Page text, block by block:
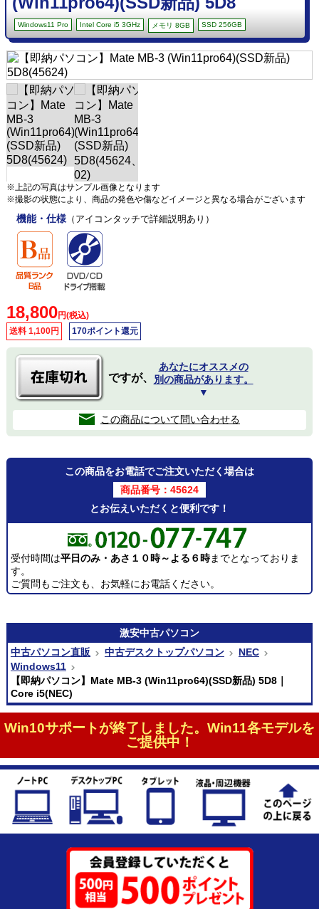
Windows11 Pro Intel Core i5 3GHz メモリ 8GB SSD 256GB
※上記の写真はサンプル画像となります
※撮影の状態により、商品の発色や傷などイメージと異なる場合がございます
機能・仕様（アイコンタッチで詳細説明あり）
18,800円(税込)
送料 1,100円
170ポイント還元
ですが、
あなたにオススメの
別の商品があります。
▼
この商品について問い合わせる
この商品をお電話でご注文いただく場合は
商品番号：45624
とお伝えいただくと便利です！
受付時間は平日のみ・あさ１０時～よる６時までとなっておりま
す。
ご質問もご注文も、お気軽にお電話ください。
激安中古パソコン
中古パソコン直販
中古デスクトップパソコン
NEC
Windows11
【即納パソコン】Mate MB-3 (Win11pro64)(SSD新品) 5D8｜
Core i5(NEC)
Win10サポートが終了しました。Win11各モデルを
ご提供中！